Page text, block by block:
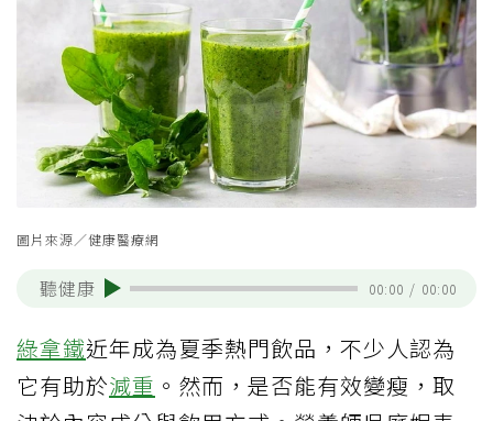
圖片來源／健康醫療網
聽健康 00:00 / 00:00
綠拿鐵近年成為夏季熱門飲品，不少人認為
它有助於減重 。然而，是否能有效變瘦，取